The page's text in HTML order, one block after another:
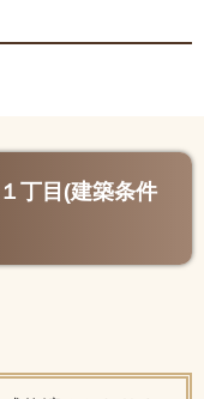
丁目(建築条件